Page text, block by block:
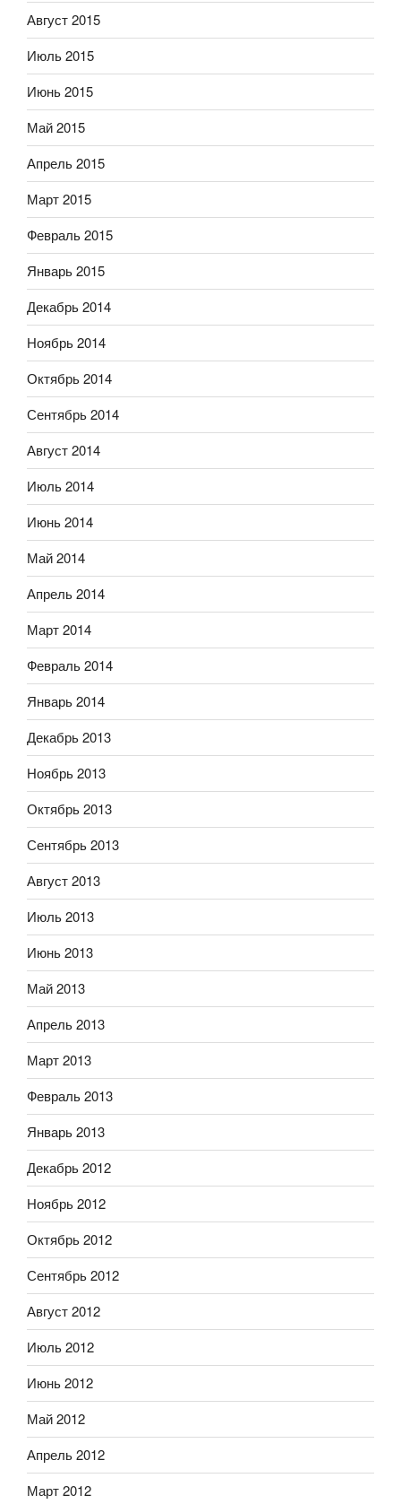
Август 2015
Июль 2015
Июнь 2015
Май 2015
Апрель 2015
Март 2015
Февраль 2015
Январь 2015
Декабрь 2014
Ноябрь 2014
Октябрь 2014
Сентябрь 2014
Август 2014
Июль 2014
Июнь 2014
Май 2014
Апрель 2014
Март 2014
Февраль 2014
Январь 2014
Декабрь 2013
Ноябрь 2013
Октябрь 2013
Сентябрь 2013
Август 2013
Июль 2013
Июнь 2013
Май 2013
Апрель 2013
Март 2013
Февраль 2013
Январь 2013
Декабрь 2012
Ноябрь 2012
Октябрь 2012
Сентябрь 2012
Август 2012
Июль 2012
Июнь 2012
Май 2012
Апрель 2012
Март 2012